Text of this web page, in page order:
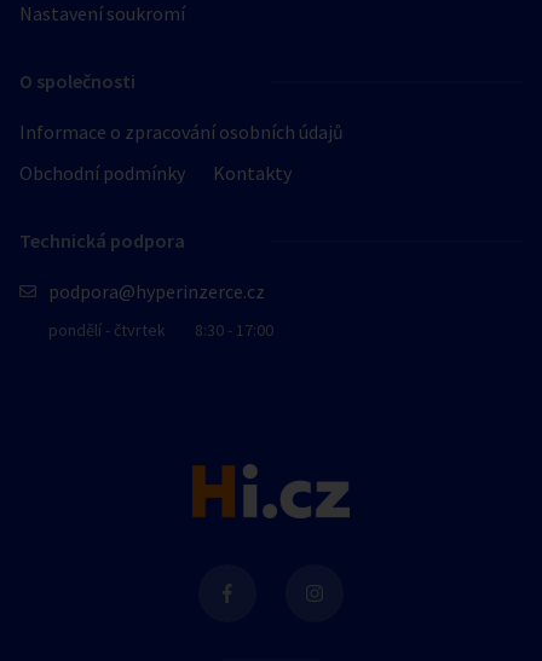
Nastavení soukromí
O společnosti
Informace o zpracování osobních údajů
Obchodní podmínky
Kontakty
Technická podpora
podpora@hyperinzerce.cz
pondělí - čtvrtek 8:30 - 17:00